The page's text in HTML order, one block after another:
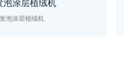
泡涂层植绒机
泡涂层植绒机